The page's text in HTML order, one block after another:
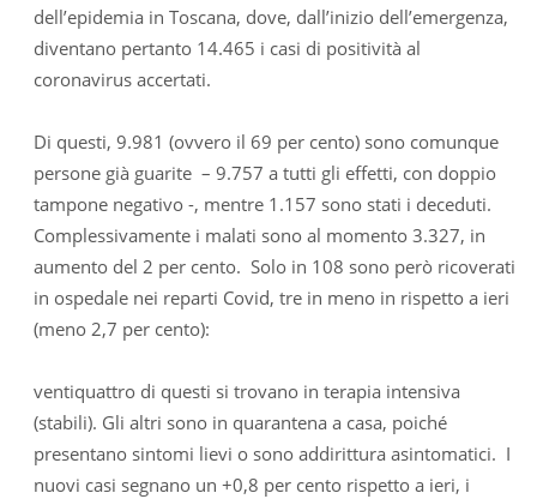
dell’epidemia in Toscana, dove, dall’inizio dell’emergenza,
diventano pertanto 14.465 i casi di positività al
coronavirus accertati.
Di questi, 9.981 (ovvero il 69 per cento) sono comunque
persone già guarite – 9.757 a tutti gli effetti, con doppio
tampone negativo -, mentre 1.157 sono stati i deceduti.
Complessivamente i malati sono al momento 3.327, in
aumento del 2 per cento. Solo in 108 sono però ricoverati
in ospedale nei reparti Covid, tre in meno in rispetto a ieri
(meno 2,7 per cento):
ventiquattro di questi si trovano in terapia intensiva
(stabili). Gli altri sono in quarantena a casa, poiché
presentano sintomi lievi o sono addirittura asintomatici. I
nuovi casi segnano un +0,8 per cento rispetto a ieri, i